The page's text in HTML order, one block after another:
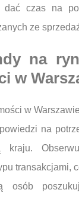
dać czas na
ze
na
w
w
na
kraju.
transakcjami,
osób